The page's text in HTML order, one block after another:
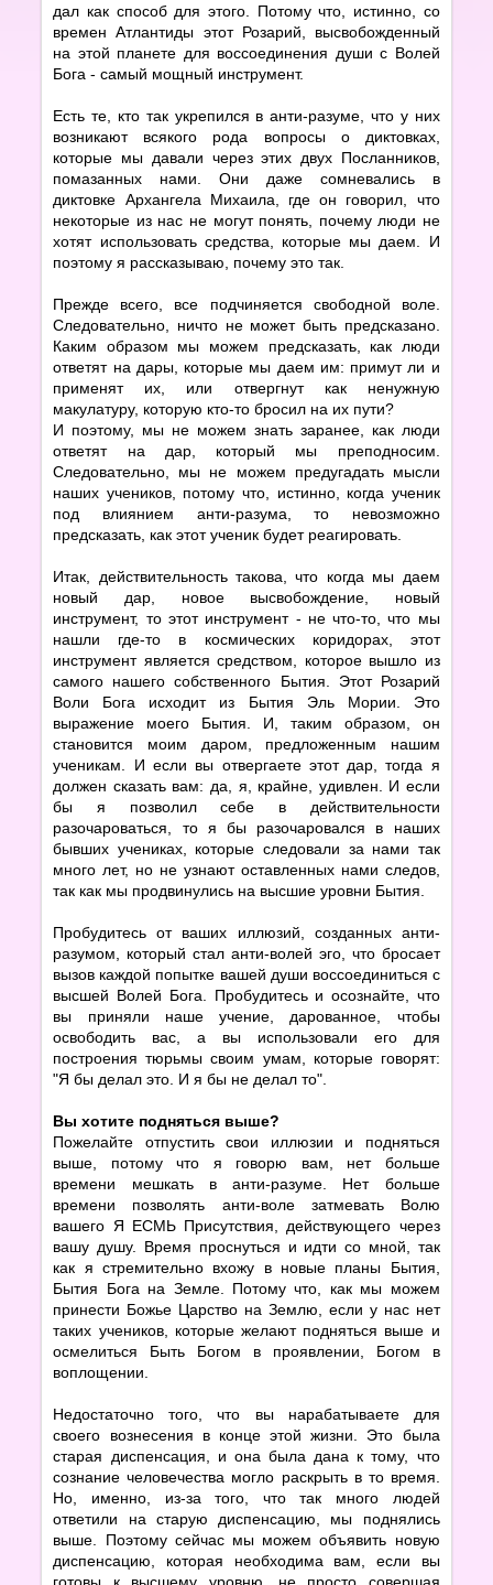
дал как способ для этого. Потому что, истинно, со
времен Атлантиды этот Розарий, высвобожденный
на этой планете для воссоединения души с Волей
Бога - самый мощный инструмент.
Есть те, кто так укрепился в анти-разуме, что у них
возникают всякого рода вопросы о диктовках,
которые мы давали через этих двух Посланников,
помазанных нами. Они даже сомневались в
диктовке Архангела Михаила, где он говорил, что
некоторые из нас не могут понять, почему люди не
хотят использовать средства, которые мы даем. И
поэтому я рассказываю, почему это так.
Прежде всего, все подчиняется свободной воле.
Следовательно, ничто не может быть предсказано.
Каким образом мы можем предсказать, как люди
ответят на дары, которые мы даем им: примут ли и
применят их, или отвергнут как ненужную
макулатуру, которую кто-то бросил на их пути?
И поэтому, мы не можем знать заранее, как люди
ответят на дар, который мы преподносим.
Следовательно, мы не можем предугадать мысли
наших учеников, потому что, истинно, когда ученик
под влиянием анти-разума, то невозможно
предсказать, как этот ученик будет реагировать.
Итак, действительность такова, что когда мы даем
новый дар, новое высвобождение, новый
инструмент, то этот инструмент - не что-то, что мы
нашли где-то в космических коридорах, этот
инструмент является средством, которое вышло из
самого нашего собственного Бытия. Этот Розарий
Воли Бога исходит из Бытия Эль Мории. Это
выражение моего Бытия. И, таким образом, он
становится моим даром, предложенным нашим
ученикам. И если вы отвергаете этот дар, тогда я
должен сказать вам: да, я, крайне, удивлен. И если
бы я позволил себе в действительности
разочароваться, то я бы разочаровался в наших
бывших учениках, которые следовали за нами так
много лет, но не узнают оставленных нами следов,
так как мы продвинулись на высшие уровни Бытия.
Пробудитесь от ваших иллюзий, созданных анти-
разумом, который стал анти-волей эго, что бросает
вызов каждой попытке вашей души воссоединиться с
высшей Волей Бога. Пробудитесь и осознайте, что
вы приняли наше учение, дарованное, чтобы
освободить вас, а вы использовали его для
построения тюрьмы своим умам, которые говорят:
"Я бы делал это. И я бы не делал то".
Вы хотите подняться выше?
Пожелайте отпустить свои иллюзии и подняться
выше, потому что я говорю вам, нет больше
времени мешкать в анти-разуме. Нет больше
времени позволять анти-воле затмевать Волю
вашего Я ЕСМЬ Присутствия, действующего через
вашу душу. Время проснуться и идти со мной, так
как я стремительно вхожу в новые планы Бытия,
Бытия Бога на Земле. Потому что, как мы можем
принести Божье Царство на Землю, если у нас нет
таких учеников, которые желают подняться выше и
осмелиться Быть Богом в проявлении, Богом в
воплощении.
Недостаточно того, что вы нарабатываете для
своего вознесения в конце этой жизни. Это была
старая диспенсация, и она была дана к тому, что
сознание человечества могло раскрыть в то время.
Но, именно, из-за того, что так много людей
ответили на старую диспенсацию, мы поднялись
выше. Поэтому сейчас мы можем объявить новую
диспенсацию, которая необходима вам, если вы
готовы к высшему уровню, не просто совершая